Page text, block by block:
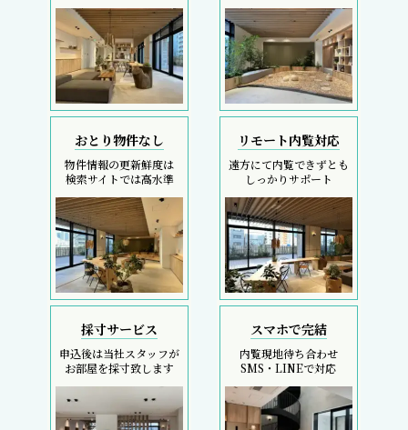
おとり物件なし
物件情報の更新鮮度は
検索サイトでは高水準
リモート内覧対応
遠方にて内覧できずとも
しっかりサポート
採寸サービス
申込後は当社スタッフが
お部屋を採寸致します
スマホで完結
内覧現地待ち合わせ
SMS・LINEで対応